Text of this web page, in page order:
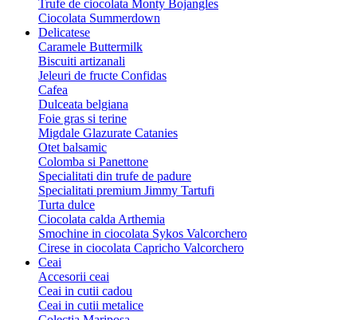
Trufe de ciocolata Monty Bojangles
Ciocolata Summerdown
Delicatese
Caramele Buttermilk
Biscuiti artizanali
Jeleuri de fructe Confidas
Cafea
Dulceata belgiana
Foie gras si terine
Migdale Glazurate Catanies
Otet balsamic
Colomba si Panettone
Specialitati din trufe de padure
Specialitati premium Jimmy Tartufi
Turta dulce
Ciocolata calda Arthemia
Smochine in ciocolata Sykos Valcorchero
Cirese in ciocolata Capricho Valcorchero
Ceai
Accesorii ceai
Ceai in cutii cadou
Ceai in cutii metalice